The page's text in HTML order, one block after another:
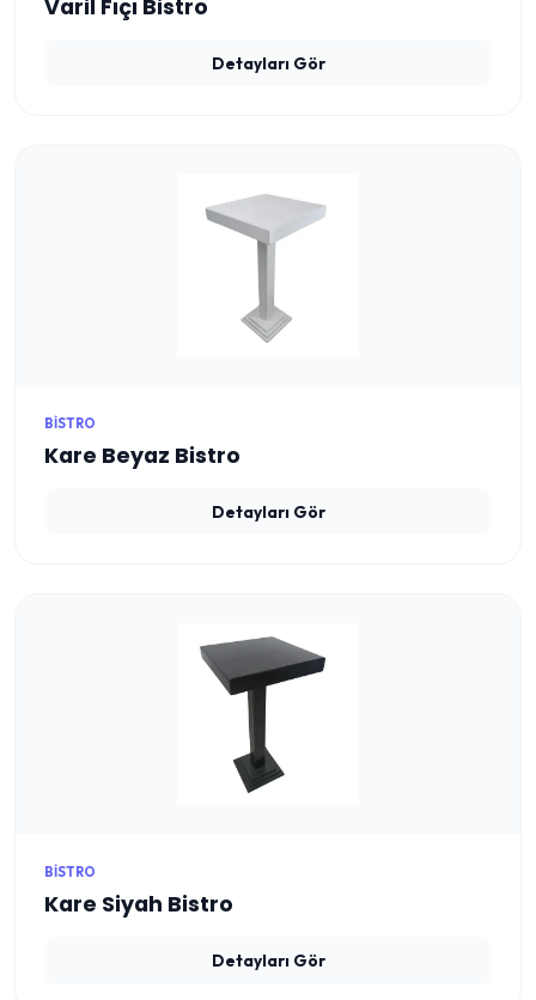
Varil Fıçı Bistro
Detayları Gör
BISTRO
Kare Beyaz Bistro
Detayları Gör
BISTRO
Kare Siyah Bistro
Detayları Gör